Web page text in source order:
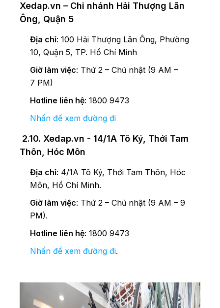
Xedap.vn – Chi nhánh Hải Thượng Lãn
Ông, Quận 5
Địa chỉ: 100 Hải Thượng Lãn Ông, Phường
10, Quận 5, TP. Hồ Chí Minh
Giờ làm việc: Thứ 2 – Chủ nhật (9 AM –
7 PM)
Hotline liên hệ: 1800 9473
Nhấn để xem đường đi
2.10. Xedap.vn - 14/1A Tô Ký, Thới Tam
Thôn, Hóc Môn
Địa chỉ: 4/1A Tô Ký, Thới Tam Thôn, Hóc
Môn, Hồ Chí Minh.
Giờ làm việc: Thứ 2 – Chủ nhật (9 AM – 9
PM).
Hotline liên hệ: 1800 9473
Nhấn để xem đường đi.